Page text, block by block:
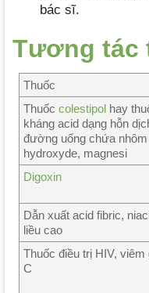
bác sĩ.
Tương tác
Thuốc
Thuốc colestipol hay
kháng acid dạng hỗn
đường uống chứa nhôm
hydroxyde, magnesi
Digoxin
Dẫn xuất acid fibric,
liều cao
Thuốc điều trị HIV, viêm
C